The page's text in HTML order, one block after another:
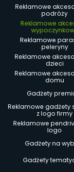
Reklamowe
podróży
Reklamowe
Reklamowe
peleryny
Reklamowe
dzieci
Reklamowe
domu
Gadżety
Reklamowe gadżety
z logo firmy
Reklamowe
logo
Gadżety na
Gadżety